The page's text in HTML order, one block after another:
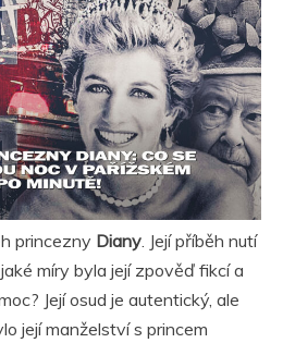
princezny Diany . Její příběh nutí
míry byla její zpověď fikcí a
Její osud je autentický, ale
její manželství s princem